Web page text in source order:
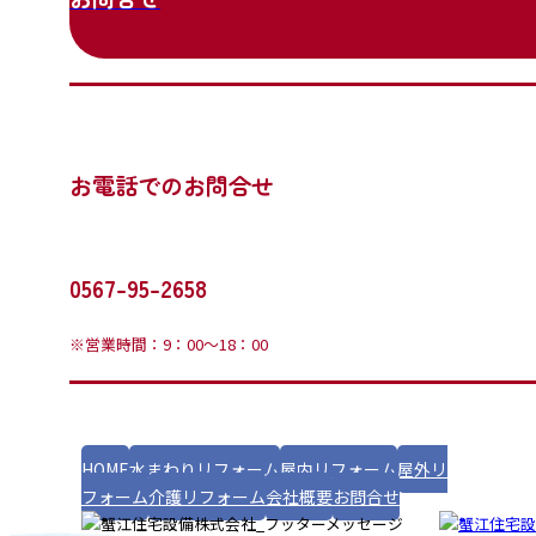
お電話でのお問合せ
0567-95-2658
※営業時間：9：00～18：00
HOME水まわりリフォーム屋内リフォーム屋外リ
フォーム介護リフォーム会社概要お問合せ